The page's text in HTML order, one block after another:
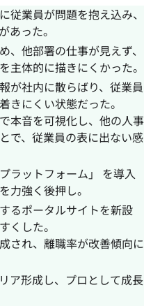
従業員が問題を抱え込み、
あった。
、他部署の仕事が見えず、
主体的に描きにくかった。
が社内に散らばり、従業員
きにくい状態だった。
本音を可視化し、他の人事
で、従業員の表に出ない感
ラットフォーム」 を導入
力強く後押し。
るポータルサイトを新設
くした。
され、離職率が改善傾向に
ア形成し、プロとして成長